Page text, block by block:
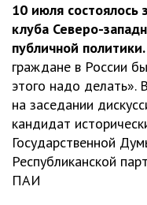
10 июля состоялось
клуба Северо-
публичной политики.
граждане в России
этого надо делать».
на заседании
кандидат
Государственной
Республиканской
ПАИ